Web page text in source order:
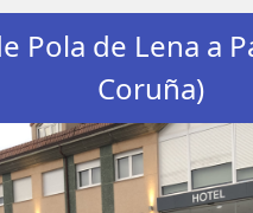
Pola de Lena a
Coruña)